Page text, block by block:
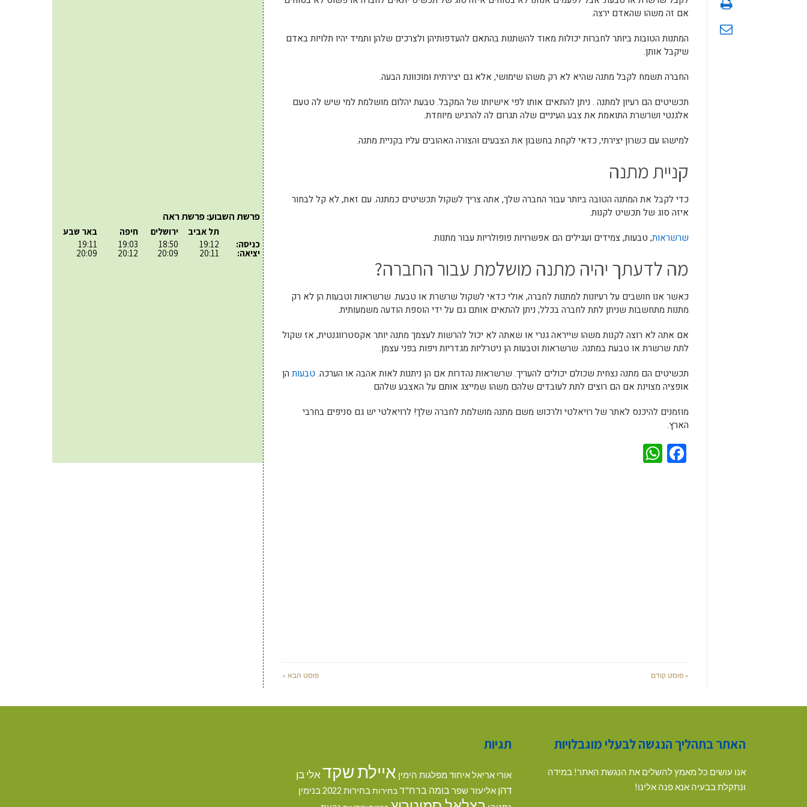
אם זה משהו שהאדם ירצה.
המתנות הטובות ביותר לחברות יכולות מאוד להשתנות בהתאם להעדפותיהן ולצרכים שלהן ותמיד יהיו תלויות באדם
שיקבל אותן.
החברה תשמח לקבל מתנה שהיא לא רק משהו שימושי, אלא גם יצירתית ומוכוונת הבעה.
תכשיטים הם רעיון למתנה . ניתן להתאים אותו לפי אישיותו של המקבל. טבעת יהלום מושלמת למי שיש לה טעם
אלגנטי ושרשרת התואמת את צבע העיניים שלה תגרום לה להרגיש מיוחדת.
למישהו עם כשרון יצירתי, כדאי לקחת בחשבון את הצבעים והצורה האהובים עליו בקניית מתנה.
קניית מתנה
כדי לקבל את המתנה הטובה ביותר עבור החברה שלך, אתה צריך לשקול תכשיטים כמתנה. עם זאת, לא קל לבחור
איזה סוג של תכשיט לקנות.
שרשראות, טבעות, צמידים ועגילים הם אפשרויות פופולריות עבור מתנות.
מה לדעתך יהיה מתנה מושלמת עבור החברה?
כאשר אנו חושבים על רעיונות למתנות לחברה, אולי כדאי לשקול שרשרת או טבעת. שרשראות וטבעות הן לא רק
מתנות מתחשבות שניתן לתת לחברה בכלל; ניתן להתאים אותם גם על ידי הוספת הודעה משמעותית.
אם אתה לא רוצה לקנות משהו שייראה גנרי או שאתה לא יכול להרשות לעצמך מתנה יותר אקסטרווגנטית, אז שקול
לתת שרשרת או טבעת במתנה. שרשראות וטבעות הן ניטרליות מגדריות ויפות בפני עצמן.
תכשיטים הם מתנה נצחית שכולם יכולים להעריך. שרשראות נהדרות אם הן ניתנות לאות אהבה או הערכה. טבעות הן
אופציה מצוינת אם הם רוצים לתת לעובדים שלהם משהו שמייצג אותם על האצבע שלהם
מוזמנים להיכנס לאתר של רויאלטי ולרכוש משם מתנה מושלמת לחברה שלך! לרויאלטי יש גם סניפים בחרבי
הארץ.
Facebook
« פוסט קודם פוסט הבא »
פרשת השבוע: פרשת ראה
כניסה:
יציאה:
תל אביב
19:12
20:11
ירושלים
18:50
20:09
חיפה
19:03
20:12
באר שבע
19:11
20:09
האתר בתהליך הנגשה לבעלי מוגבלויות
אנו עושים כל מאמץ להשלים את הנגשת האתר! במידה
ונתקלת בבעיה אנא פנה אלינו!
תגיות
אורי אריאלאיחוד מפלגות הימין איילת שקדאלי בן
דהן אליעזר שפר בומה ברח"דבחירות בחירות 2022
בנימין